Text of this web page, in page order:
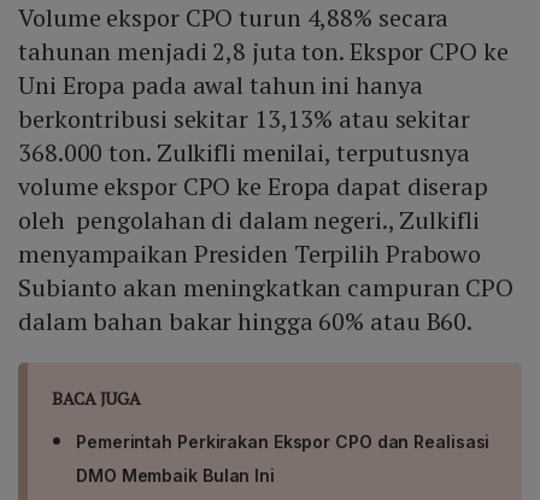
Volume ekspor CPO turun 4,88% secara
tahunan menjadi 2,8 juta ton. Ekspor CPO ke
Uni Eropa pada awal tahun ini hanya
berkontribusi sekitar 13,13% atau sekitar
368.000 ton. Zulkifli menilai, terputusnya
volume ekspor CPO ke Eropa dapat diserap
oleh pengolahan di dalam negeri., Zulkifli
menyampaikan Presiden Terpilih Prabowo
Subianto akan meningkatkan campuran CPO
dalam bahan bakar hingga 60% atau B60.
BACA JUGA
Pemerintah Perkirakan Ekspor CPO dan Realisasi
DMO Membaik Bulan Ini